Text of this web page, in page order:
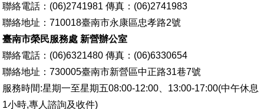
聯絡電話：(06)2741981 傳真：(06)2741983
聯絡地址：710018臺南市永康區忠孝路2號
臺南市榮民服務處 新營辦公室
聯絡電話：(06)6321480 傳真：(06)6330654
聯絡地址：730005臺南市新營區中正路31巷7號
服務時間:星期一至星期五08:00-12:00、13:00-17:00(中午休息
1小時,專人諮詢及收件)